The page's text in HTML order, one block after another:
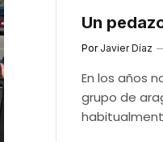
Un
Por Javier Díaz
En los años
grupo de